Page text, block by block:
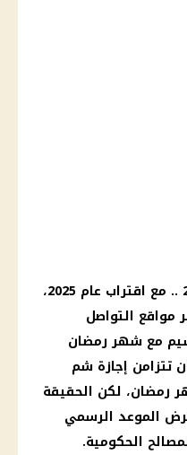
شم النسيم .. شهر رمضان 2025 .. مع اقتراب عام 2025،
مواقع التواصل
مع شهر رمضان
تتزامن إجازة شم
رمضان، لكن الحقيقة
الموعد الرسمي
الحكومية.